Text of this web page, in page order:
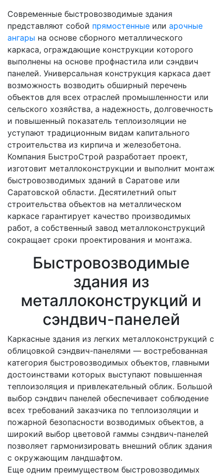
Современные быстровозводимые здания
представляют собой прямостенные или арочные
ангары на основе сборного металлического
каркаса, ограждающие конструкции которого
выполнены на основе профнастила или сэндвич
панелей. Универсальная конструкция каркаса дает
возможность возводить обширный перечень
объектов для всех отраслей промышленности или
сельского хозяйства, а надежность, долговечность
и повышенный показатель теплоизоляции не
уступают традиционным видам капитального
строительства из кирпича и железобетона.
Компания БыстроСтрой разработает проект,
изготовит металлоконструкции и выполнит монтаж
быстровозводимых зданий в Саратове или
Саратовской области. Десятилетний опыт
строительства объектов на металлическом
каркасе гарантирует качество производимых
работ, а собственный завод металлоконструкций
сокращает сроки проектирования и монтажа.
Быстровозводимые
здания из
металлоконструкций и
сэндвич-панелей
Каркасные здания из легких металлоконструкций с
облицовкой сэндвич-панелями — востребованная
категория быстровозводимых объектов, главными
достоинствами которых выступают повышенная
теплоизоляция и привлекательный облик. Большой
выбор сэндвич панелей обеспечивает соблюдение
всех требований заказчика по теплоизоляции и
пожарной безопасности возводимых объектов, а
широкий выбор цветовой гаммы сэндвич-панелей
позволяет гармонизировать внешний облик здания
с окружающим ландшафтом.
Еще одним преимуществом быстровозводимых